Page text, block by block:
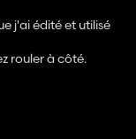
j'ai édité et utilisé
rouler à côté.